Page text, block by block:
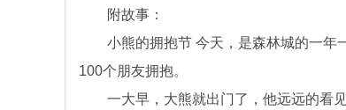
附故事：
小熊的拥抱节 今天，是森林城的一年
100个朋友拥抱。
一大早，大熊就出门了，他远远的看见